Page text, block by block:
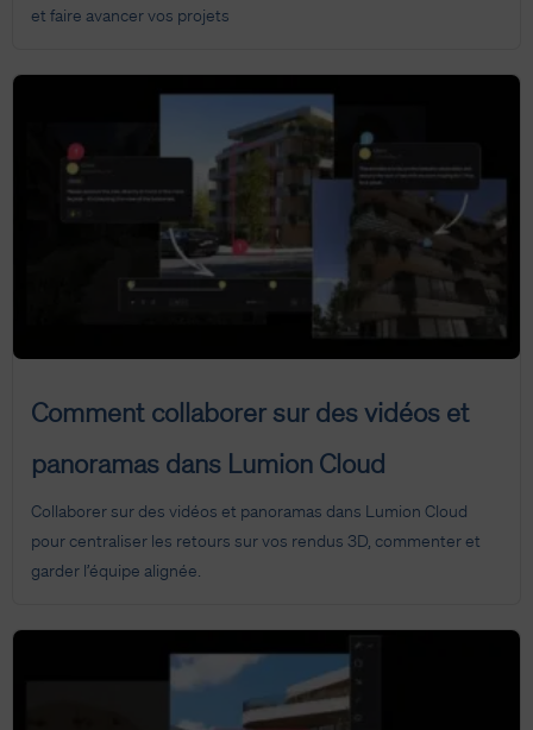
et faire avancer vos projets
Comment collaborer sur des vidéos et
panoramas dans Lumion Cloud
Collaborer sur des vidéos et panoramas dans Lumion Cloud
pour centraliser les retours sur vos rendus 3D, commenter et
garder l’équipe alignée.